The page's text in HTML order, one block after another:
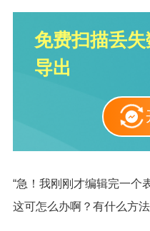
免费扫描丢
导出
“急！我刚刚才编辑完一个
这可怎么办啊？有什么方